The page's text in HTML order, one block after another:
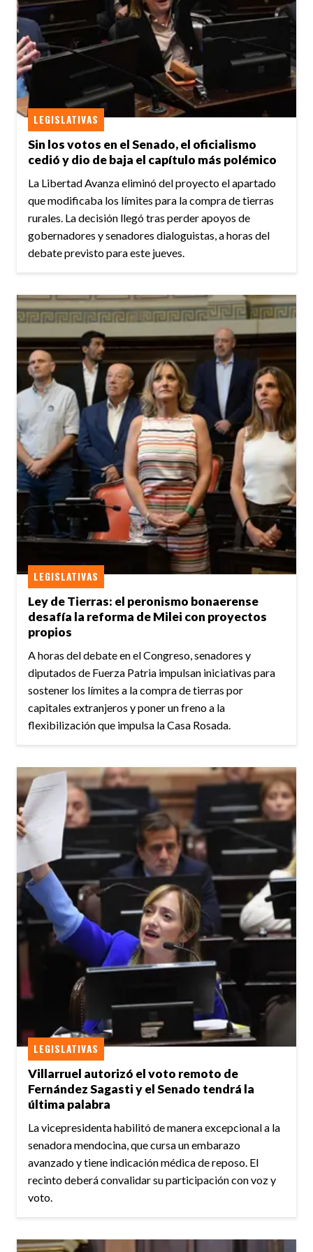
Sin los votos en el Senado, el oficialismo
cedió y dio de baja el capítulo más polémico
LEGISLATIVAS
La Libertad Avanza eliminó del proyecto el apartado
que modificaba los límites para la compra de tierras
rurales. La decisión llegó tras perder apoyos de
gobernadores y senadores dialoguistas, a horas del
debate previsto para este jueves.
Ley de Tierras: el peronismo bonaerense
desafía la reforma de Milei con proyectos
propios
LEGISLATIVAS
A horas del debate en el Congreso, senadores y
diputados de Fuerza Patria impulsan iniciativas para
sostener los límites a la compra de tierras por
capitales extranjeros y poner un freno a la
flexibilización que impulsa la Casa Rosada.
Villarruel autorizó el voto remoto de
Fernández Sagasti y el Senado tendrá la
última palabra
LEGISLATIVAS
La vicepresidenta habilitó de manera excepcional a la
senadora mendocina, que cursa un embarazo
avanzado y tiene indicación médica de reposo. El
recinto deberá convalidar su participación con voz y
voto.